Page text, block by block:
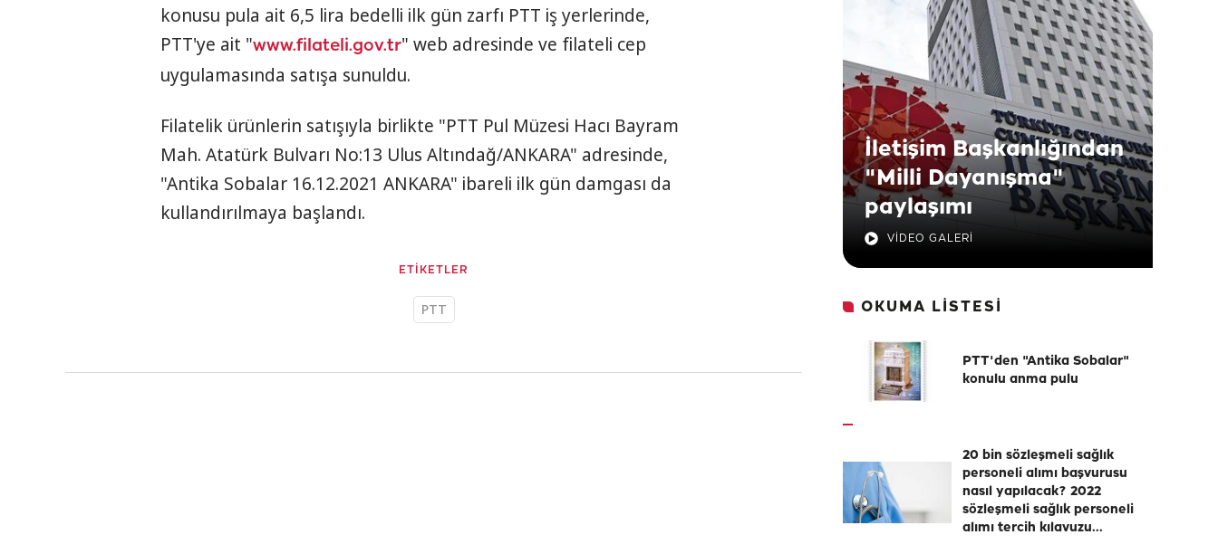
konusu pula ait 6,5 lira bedelli ilk gün zarfı PTT iş yerlerinde,
PTT'ye ait "www.filateli.gov.tr" web adresinde ve filateli cep
uygulamasında satışa sunuldu.
Filatelik ürünlerin satışıyla birlikte "PTT Pul Müzesi Hacı Bayram
Mah. Atatürk Bulvarı No:13 Ulus Altındağ/ANKARA" adresinde,
"Antika Sobalar 16.12.2021 ANKARA" ibareli ilk gün damgası da
kullandırılmaya başlandı.
ETİKETLER
PTT
İletişim Başkanlığından
"Milli Dayanışma"
paylaşımı
VİDEO GALERİ
OKUMA LİSTESİ
PTT'den "Antika Sobalar"
konulu anma pulu
20 bin sözleşmeli sağlık
personeli alımı başvurusu
nasıl yapılacak? 2022
sözleşmeli sağlık personeli
alımı tercih kılavuzu...